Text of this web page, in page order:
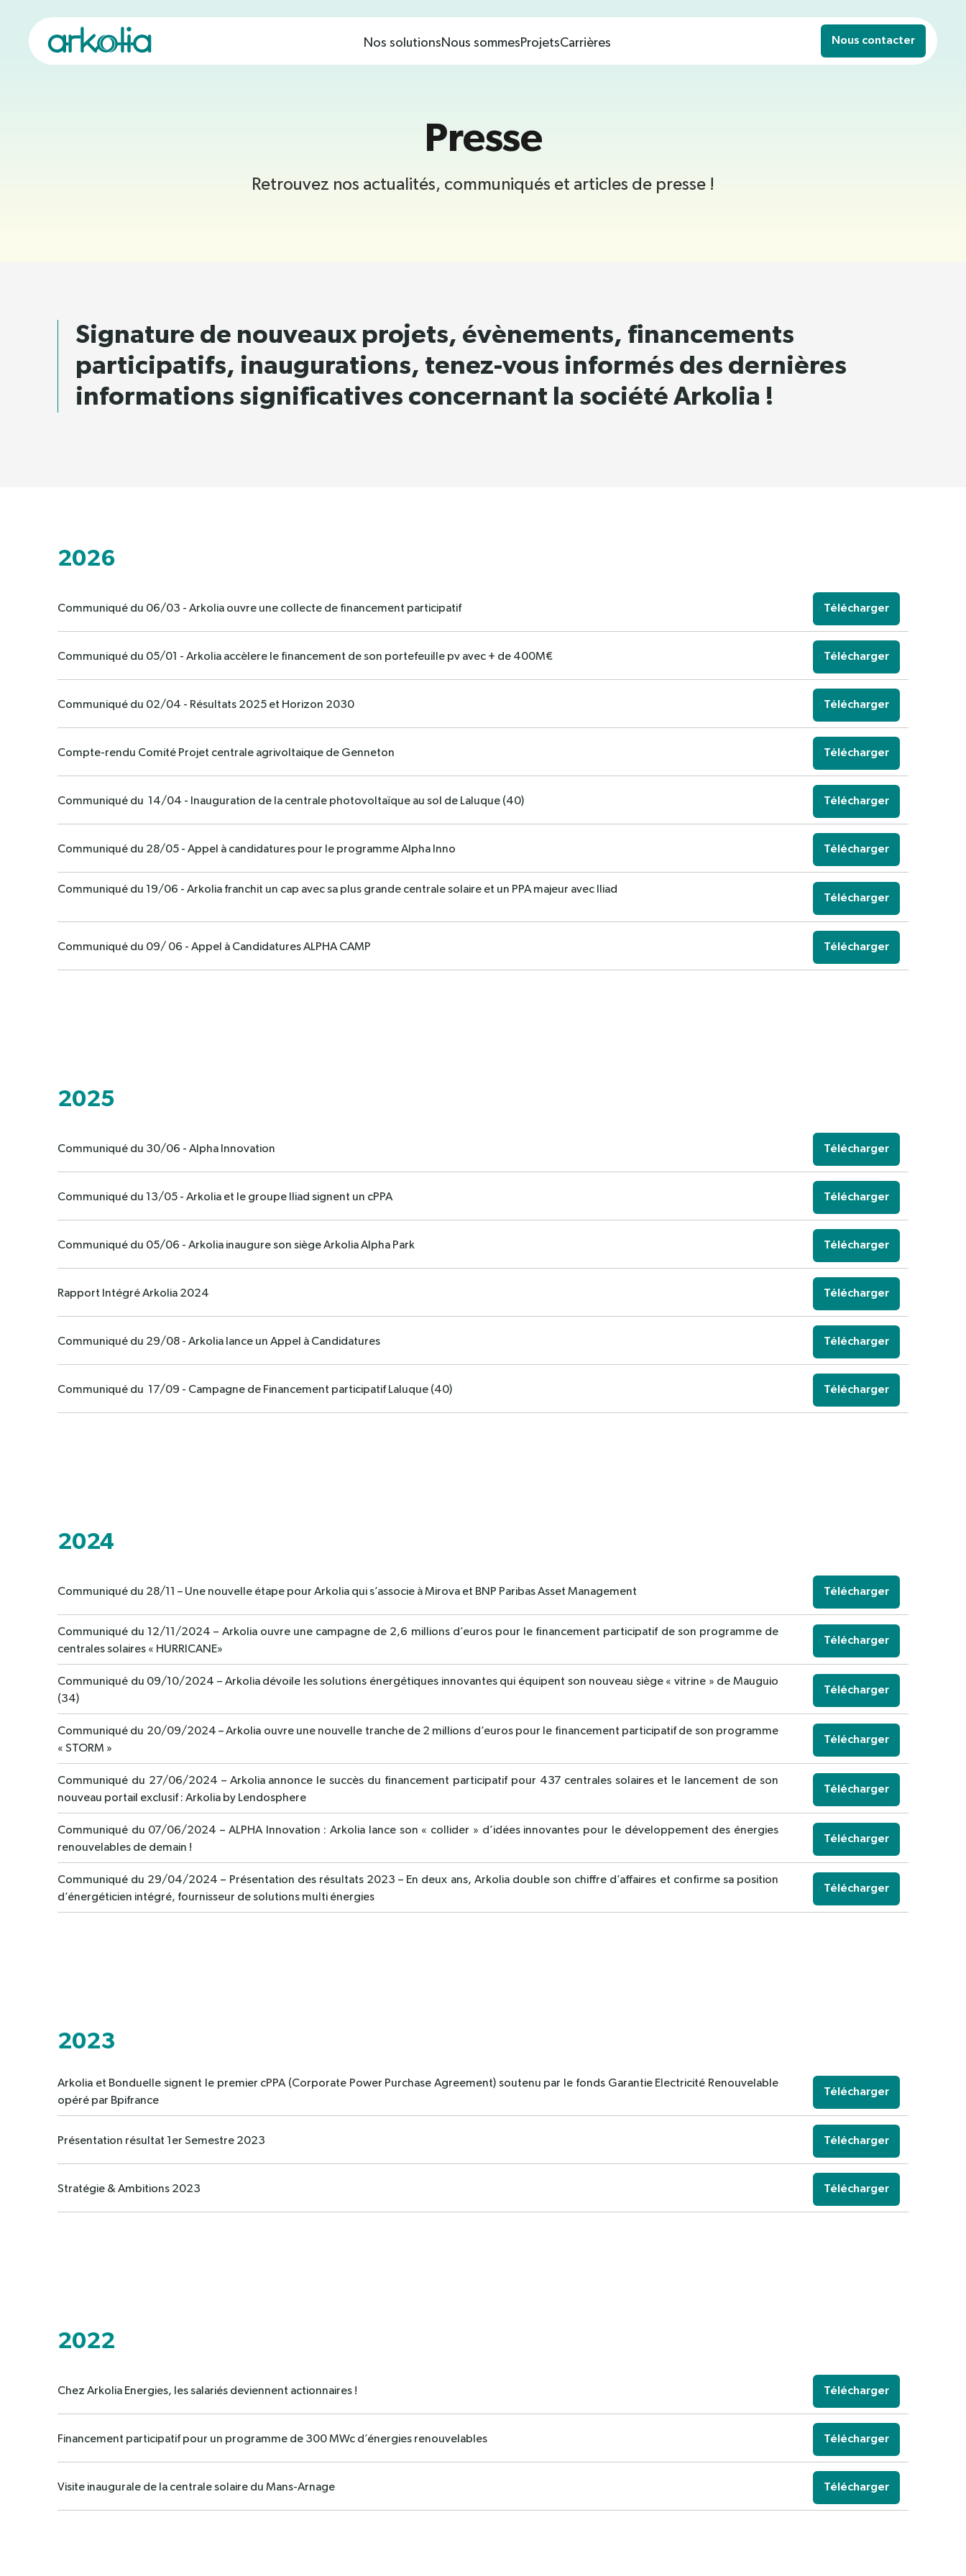
Nos solutions
Vous avez un besoin ? Nous avons
les solutions.
Démarrer ma simulation
Nous sommes
Qui sommes-nous ?
Notre démarche responsable
ProjetsCarrières Nous contacter
Presse
Retrouvez nos actualités, communiqués et articles de presse !
Signature de nouveaux projets, évènements, financements
participatifs, inaugurations, tenez-vous informés des dernières
informations significatives concernant la société Arkolia !
2026
Communiqué du 06/03 - Arkolia ouvre une collecte de financement participatif Télécharger
Communiqué du 05/01 - Arkolia accèlere le financement de son portefeuille pv avec + de 400M€ Télécharger
Communiqué du 02/04 - Résultats 2025 et Horizon 2030 Télécharger
Compte-rendu Comité Projet centrale agrivoltaique de Genneton Télécharger
Communiqué du 14/04 - Inauguration de la centrale photovoltaïque au sol de Laluque (40) Télécharger
Communiqué du 28/05 - Appel à candidatures pour le programme Alpha Inno Télécharger
Communiqué du 19/06 - Arkolia franchit un cap avec sa plus grande centrale solaire et un PPA majeur avec Iliad
Télécharger
Communiqué du 09/ 06 - Appel à Candidatures ALPHA CAMP Télécharger
2025
Communiqué du 30/06 - Alpha Innovation Télécharger
Communiqué du 13/05 - Arkolia et le groupe Iliad signent un cPPA Télécharger
Communiqué du 05/06 - Arkolia inaugure son siège Arkolia Alpha Park Télécharger
Rapport Intégré Arkolia 2024 Télécharger
Communiqué du 29/08 - Arkolia lance un Appel à Candidatures Télécharger
Communiqué du 17/09 - Campagne de Financement participatif Laluque (40) Télécharger
2024
Communiqué du 28/11 – Une nouvelle étape pour Arkolia qui s’associe à Mirova et BNP Paribas Asset Management Télécharger
Communiqué du 12/11/2024 – Arkolia ouvre une campagne de 2,6 millions d’euros pour le financement participatif de son programme de
centrales solaires « HURRICANE»
Télécharger
Communiqué du 09/10/2024 – Arkolia dévoile les solutions énergétiques innovantes qui équipent son nouveau siège « vitrine » de Mauguio
(34)
Télécharger
Communiqué du 20/09/2024 – Arkolia ouvre une nouvelle tranche de 2 millions d’euros pour le financement participatif de son programme
« STORM »
Télécharger
Communiqué du 27/06/2024 – Arkolia annonce le succès du financement participatif pour 437 centrales solaires et le lancement de son
nouveau portail exclusif : Arkolia by Lendosphere
Télécharger
Communiqué du 07/06/2024 – ALPHA Innovation : Arkolia lance son « collider » d’idées innovantes pour le développement des énergies
renouvelables de demain !
Télécharger
Communiqué du 29/04/2024 – Présentation des résultats 2023 – En deux ans, Arkolia double son chiffre d’affaires et confirme sa position
d’énergéticien intégré, fournisseur de solutions multi énergies
Télécharger
2023
Arkolia et Bonduelle signent le premier cPPA (Corporate Power Purchase Agreement) soutenu par le fonds Garantie Electricité Renouvelable
opéré par Bpifrance
Télécharger
Présentation résultat 1er Semestre 2023 Télécharger
Stratégie & Ambitions 2023 Télécharger
2022
Chez Arkolia Energies, les salariés deviennent actionnaires ! Télécharger
Financement participatif pour un programme de 300 MWc d’énergies renouvelables Télécharger
Visite inaugurale de la centrale solaire du Mans-Arnage Télécharger